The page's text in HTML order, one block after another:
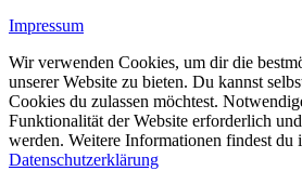
Impressum
Wir verwenden Cookies, um dir die
unserer Website zu bieten. Du kannst
Cookies du zulassen möchtest.
Funktionalität der Website erforderlich
werden. Weitere Informationen findest du
Datenschutzerklärung